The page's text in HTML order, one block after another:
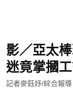
影／亞太
迷竟掌摑
記者麥鈺妤/綜合報導